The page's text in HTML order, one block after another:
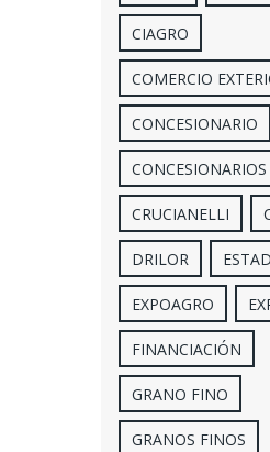
CIAGRO
COMERCIO
CONCESIONARIO
CONCESIONARIOS
CRUCIANELLI
DRILOR
EXPOAGRO
FINANCIACIÓN
GRANO FINO
GRANOS FINOS